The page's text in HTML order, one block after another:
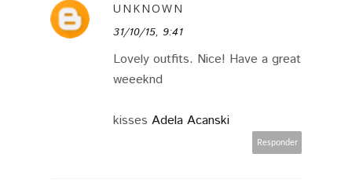
UNKNOWN
31/10/15, 9:41
Lovely outfits. Nice! Have a great
weeeknd
kisses Adela Acanski
Responder